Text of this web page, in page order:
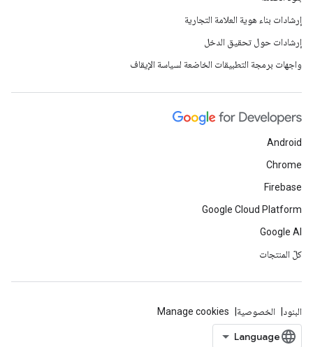
إرشادات بناء هوية العلامة التجارية
إرشادات حول تحقيق الدخل
واجهات برمجة التطبيقات الخاضعة لسياسة الإيقاف
Android
Chrome
Firebase
Google Cloud Platform
Google AI
كلّ المنتجات
البنود الخصوصية Manage cookies